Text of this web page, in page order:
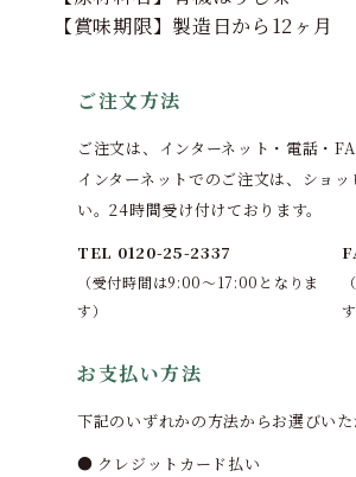
【賞味期限】製造日から12ヶ月
ご注文方法
ご注文は、インターネット・電話・
インターネットでのご注文は、ショ
い。24時間受け付けております。
TEL 0120-25-2337
（受付時間は9:00～17:00となりま
す）
お支払い方法
下記のいずれかの方法からお選びいた
● クレジットカード払い